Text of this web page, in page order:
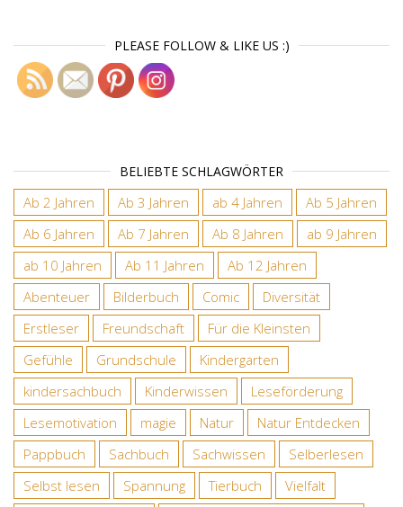
PLEASE FOLLOW & LIKE US :)
BELIEBTE SCHLAGWÖRTER
Ab 2 Jahren Ab 3 Jahren ab 4 Jahren
Ab 5 Jahren
Ab 6 Jahren
Ab 7 Jahren Ab 8 Jahren
ab 9 Jahren
ab 10 Jahren
Ab 11 Jahren
Ab 12 Jahren
Abenteuer
Bilderbuch Comic
Diversität
Erstleser
Freundschaft
Für die Kleinsten
Gefühle
Grundschule
Kindergarten
kindersachbuch
Kinderwissen
Leseförderung
Lesemotivation
magie Natur
Natur Entdecken
Pappbuch
Sachbuch Sachwissen
Selberlesen
Selbst lesen
Spannung Tierbuch
Vielfalt